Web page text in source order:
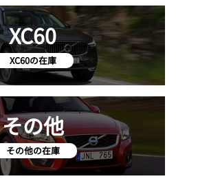
XC60
XC60の在庫
その他
その他の在庫